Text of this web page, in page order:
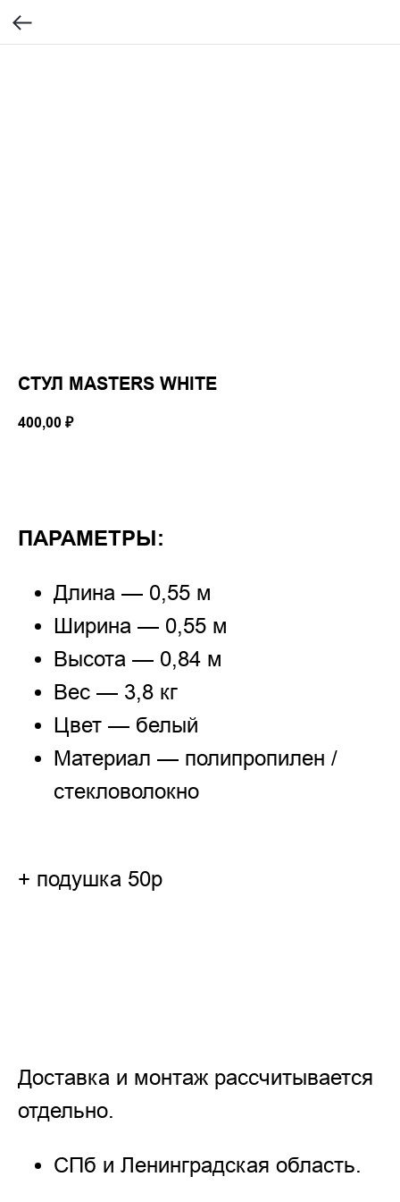
СТУЛ MASTERS WHITE
400,00 ₽
ПАРАМЕТРЫ:
Длина — 0,55 м
Ширина — 0,55 м
Высота — 0,84 м
Вес — 3,8 кг
Цвет — белый
Материал — полипропилен /
стекловолокно
+ подушка 50р
Доставка и монтаж рассчитывается
отдельно.
СПб и Ленинградская область.